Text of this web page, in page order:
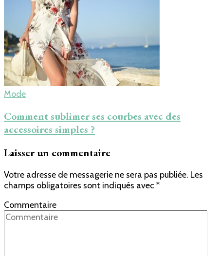
Mode
Comment sublimer ses courbes avec des
accessoires simples ?
Laisser un commentaire
Votre adresse de messagerie ne sera pas publiée. Les
champs obligatoires sont indiqués avec *
Commentaire